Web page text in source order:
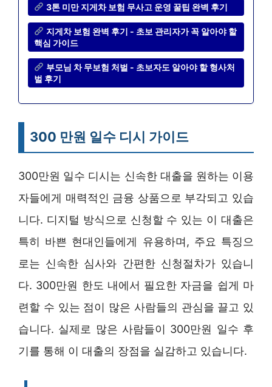
3톤 미만 지게차 보험 무사고 운영 꿀팁 완벽 후기
지게차 보험 완벽 후기 - 초보 관리자가 꼭 알아야 할
핵심 가이드
부모님 차 무보험 처벌 - 초보자도 알아야 할 형사처
벌 후기
300 만원 일수 디시 가이드
300만원 일수 디시는 신속한 대출을 원하는 이용
자들에게 매력적인 금융 상품으로 부각되고 있습
니다. 디지털 방식으로 신청할 수 있는 이 대출은
특히 바쁜 현대인들에게 유용하며, 주요 특징으
로는 신속한 심사와 간편한 신청절차가 있습니
다. 300만원 한도 내에서 필요한 자금을 쉽게 마
련할 수 있는 점이 많은 사람들의 관심을 끌고 있
습니다. 실제로 많은 사람들이 300만원 일수 후
기를 통해 이 대출의 장점을 실감하고 있습니다.